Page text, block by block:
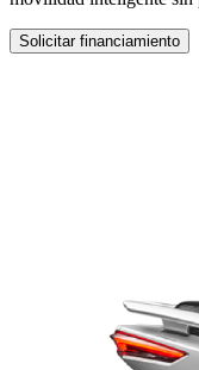
Solicitar financiamiento